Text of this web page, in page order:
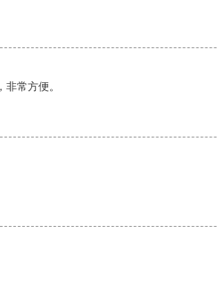
常方便。